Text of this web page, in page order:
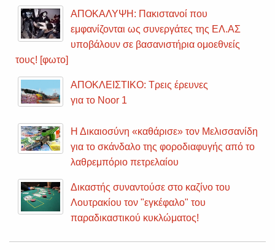
ΑΠΟΚΑΛΥΨΗ: Πακιστανοί που
εμφανίζονται ως συνεργάτες της ΕΛ.ΑΣ
υποβάλουν σε βασανιστήρια ομοεθνείς
τους! [φωτο]
ΑΠΟΚΛΕΙΣΤΙΚΟ: Τρεις έρευνες
για το Noor 1
Η Δικαιοσύνη «καθάρισε» τον Μελισσανίδη
για το σκάνδαλο της φοροδιαφυγής από το
λαθρεμπόριο πετρελαίου
Δικαστής συναντούσε στο καζίνο του
Λουτρακίου τον "εγκέφαλο" του
παραδικαστικού κυκλώματος!